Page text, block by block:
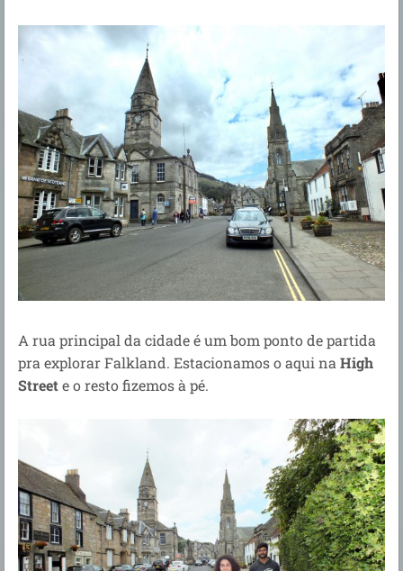
A rua principal da cidade é um bom ponto de partida
pra explorar Falkland. Estacionamos o aqui na High
Streete o resto fizemos à pé.